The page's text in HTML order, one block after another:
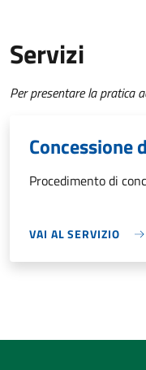
Servizi
Per presentare la pratica
Concessione
Procedimento di
VAI AL SERVIZIO